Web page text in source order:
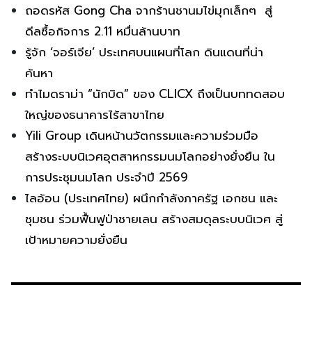
ถอดรหัส Gong Cha จากร้านชานมไข่มุกเล็กๆ สู่
ดีลซื้อกิจการ 2.11 หมื่นล้านบาท
รู้จัก ‘จอร์เจีย’ ประเทศบนแผนที่โลก ดินแดนที่น่า
ค้นหา
ทำไมดราม่า “นักบิด” ของ CLICX ถึงเป็นบททดสอบ
ใหญ่ของธนาคารไร้สาขาไทย
Yili Group เดินหน้านวัตกรรมและความร่วมมือ
สร้างระบบนิเวศอุตสาหกรรมนมโลกอย่างยั่งยืน ใน
การประชุมนมโลก ประจำปี 2569
ไลอ้อน (ประเทศไทย) ผนึกกำลังภาครัฐ เอกชน และ
ชุมชน ร่วมฟื้นฟูป่าชายเลน สร้างสมดุลระบบนิเวศ สู่
เป้าหมายความยั่งยืน